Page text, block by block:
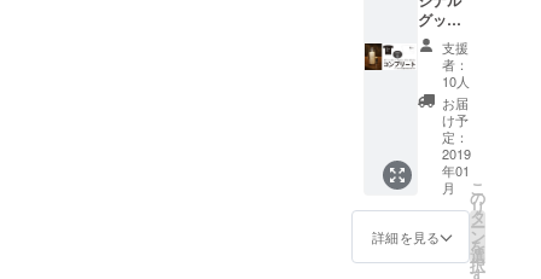
前をク
レジッ
ト致し
ます ※
クレ
ジット
は、本
名かハ
ンドル
ネーム
をお選
だけま
す。ま
ン後の
提供と
なりま
す（グ
ランド
オープ
ン２０
１９年
１月予
定） ◎
ギャラ
リーの
どこか
お送り
致しま
す※来店
時進呈
も可能
です ◎
藤浦一
理氏仕
込み
ビール
を来店
時に1
グッズ
セット
Ｂコー
ス】
◎Snar
Liquidw
orksオ
リジナ
ルグッ
ズをお
送り致
します
（グラ
支援
者：
10人
お届
け予
定：
2019
年01
月
詳細を見る
こ
の
リ
タ
ー
ン
を
選
択